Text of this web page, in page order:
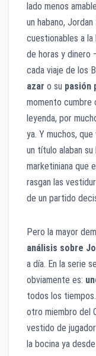
lado menos
un habano,
cuestionables a la
de horas y dinero
cada viaje de los
azar o su pasión
momento cumbre
leyenda, por
ya. Y muchos,
un título alaban
marketiniana que
rasgan las
de un partido
Pero la mayor
análisis sobre
a día. En la serie
obviamente es:
todos los
otro miembro del
vestido de
la bocina ya